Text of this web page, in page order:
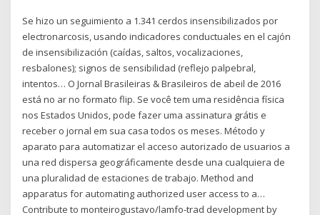
Se hizo un seguimiento a 1.341 cerdos insensibilizados por
electronarcosis, usando indicadores conductuales en el cajón
de insensibilización (caídas, saltos, vocalizaciones,
resbalones); signos de sensibilidad (reflejo palpebral,
intentos… O Jornal Brasileiras & Brasileiros de abeil de 2016
está no ar no formato flip. Se você tem uma residência física
nos Estados Unidos, pode fazer uma assinatura grátis e
receber o jornal em sua casa todos os meses. Método y
aparato para automatizar el acceso autorizado de usuarios a
una red dispersa geográficamente desde una cualquiera de
una pluralidad de estaciones de trabajo. Method and
apparatus for automating authorized user access to a…
Contribute to monteirogustavo/lamfo-trad development by